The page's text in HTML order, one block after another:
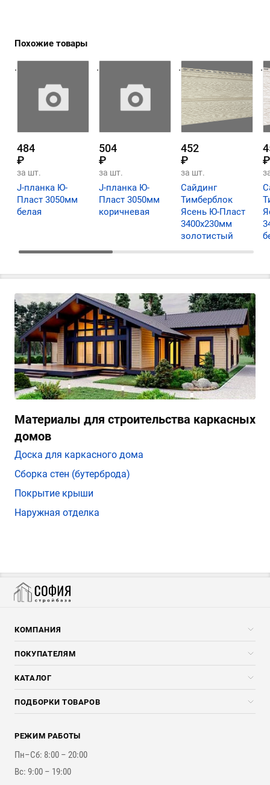
Похожие товары
.
484
₽
за шт.
J-планка Ю-
Пласт 3050мм
белая
.
504
₽
за шт.
J-планка Ю-
Пласт 3050мм
коричневая
.
452
₽
за шт.
Сайдинг
Тимберблок
Ясень Ю-Пласт
3400х230мм
золотистый
.
₽
Материалы для строительства каркасных
домов
Доска для каркасного дома
Сборка стен (бутерброда)
Покрытие крыши
Наружная отделка
КОМПАНИЯ
Компания
Услуги
ПОКУПАТЕЛЯМ
Скидки стройкомпаниям
Доставка и разгрузка
Оплата и Возврат
Наши работы
КАТАЛОГ
Погонажные изделия
Брикеты, Дрова, Стружка
Стройматериалы
Инструменты
ПОДБОРКИ ТОВАРОВ
Для бутерброда стены
Для наружной отделки
Для покрытия крыши
РЕЖИМ РАБОТЫ
Пн–Сб: 8:00 – 20:00
Вс: 9:00 – 19:00